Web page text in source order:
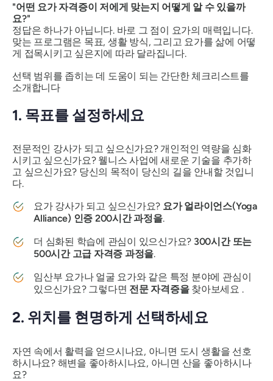
"어떤 요가 자격증이 저에게 맞는지 어떻게 알 수 있을까
요?"
정답은 하나가 아닙니다. 바로 그 점이 요가의 매력입니다.
맞는 프로그램은 목표, 생활 방식, 그리고 요가를 삶에 어떻
게 접목시키고 싶은지에 따라 달라집니다.
선택 범위를 좁히는 데 도움이 되는 간단한 체크리스트를
소개합니다
1. 목표를 설정하세요
전문적인 강사가 되고 싶으신가요? 개인적인 역량을 심화
시키고 싶으신가요? 웰니스 사업에 새로운 기술을 추가하
고 싶으신가요? 당신의 목적이 당신의 길을 안내할 것입니
다.
요가 강사가 되고 싶으신가요? 요가 얼라이언스(Yoga
Alliance) 인증 200시간 과정을.
더 심화된 학습에 관심이 있으신가요? 300시간 또는
500시간 고급 자격증 과정을.
임산부 요가나 얼굴 요가와 같은 특정 분야에 관심이
있으신가요? 그렇다면 전문 자격증을찾아보세요 .
2. 위치를 현명하게 선택하세요
자연 속에서 활력을 얻으시나요, 아니면 도시 생활을 선호
하시나요? 해변을 좋아하시나요, 아니면 산을 좋아하시나
요?